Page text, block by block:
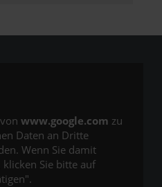
www.google.com zu
Daten an Dritte
Wenn Sie damit
Sie bitte auf